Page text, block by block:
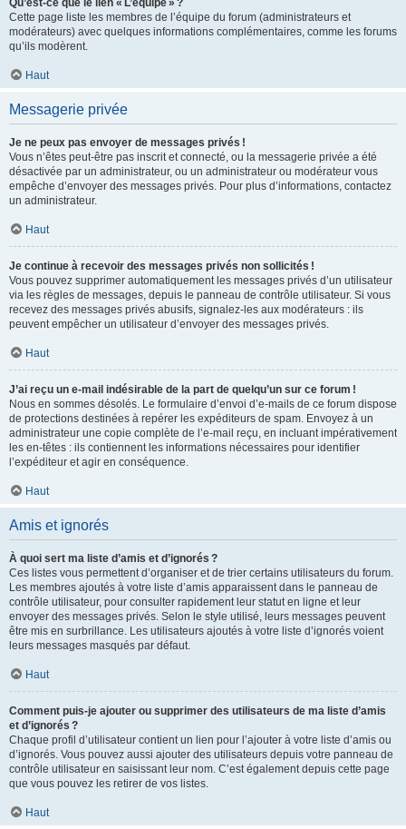
Qu’est-ce que le lien « L’équipe » ?
Cette page liste les membres de l’équipe du forum (administrateurs et
modérateurs) avec quelques informations complémentaires, comme les forums
qu’ils modèrent.
Haut
Messagerie privée
Je ne peux pas envoyer de messages privés !
Vous n’êtes peut-être pas inscrit et connecté, ou la messagerie privée a été
désactivée par un administrateur, ou un administrateur ou modérateur vous
empêche d’envoyer des messages privés. Pour plus d’informations, contactez
un administrateur.
Haut
Je continue à recevoir des messages privés non sollicités !
Vous pouvez supprimer automatiquement les messages privés d’un utilisateur
via les règles de messages, depuis le panneau de contrôle utilisateur. Si vous
recevez des messages privés abusifs, signalez-les aux modérateurs : ils
peuvent empêcher un utilisateur d’envoyer des messages privés.
Haut
J’ai reçu un e-mail indésirable de la part de quelqu’un sur ce forum !
Nous en sommes désolés. Le formulaire d’envoi d’e-mails de ce forum dispose
de protections destinées à repérer les expéditeurs de spam. Envoyez à un
administrateur une copie complète de l’e-mail reçu, en incluant impérativement
les en-têtes : ils contiennent les informations nécessaires pour identifier
l’expéditeur et agir en conséquence.
Haut
Amis et ignorés
À quoi sert ma liste d’amis et d’ignorés ?
Ces listes vous permettent d’organiser et de trier certains utilisateurs du forum.
Les membres ajoutés à votre liste d’amis apparaissent dans le panneau de
contrôle utilisateur, pour consulter rapidement leur statut en ligne et leur
envoyer des messages privés. Selon le style utilisé, leurs messages peuvent
être mis en surbrillance. Les utilisateurs ajoutés à votre liste d’ignorés voient
leurs messages masqués par défaut.
Haut
Comment puis-je ajouter ou supprimer des utilisateurs de ma liste d’amis
et d’ignorés ?
Chaque profil d’utilisateur contient un lien pour l’ajouter à votre liste d’amis ou
d’ignorés. Vous pouvez aussi ajouter des utilisateurs depuis votre panneau de
contrôle utilisateur en saisissant leur nom. C’est également depuis cette page
que vous pouvez les retirer de vos listes.
Haut